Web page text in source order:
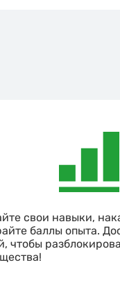
свои навыки,
баллы опыта.
чтобы